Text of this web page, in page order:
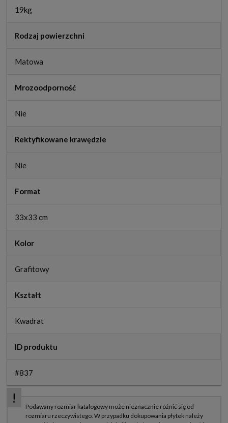
19kg
Rodzaj powierzchni
Matowa
Mrozoodporność
Nie
Rektyfikowane krawędzie
Nie
Format
33x33 cm
Kolor
Grafitowy
Kształt
Kwadrat
ID produktu
#837